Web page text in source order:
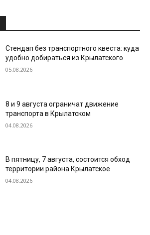
Стендап без транспортного квеста: куда
удобно добираться из Крылатского
05.08.2026
8 и 9 августа ограничат движение
транспорта в Крылатском
04.08.2026
В пятницу, 7 августа, состоится обход
территории района Крылатское
04.08.2026